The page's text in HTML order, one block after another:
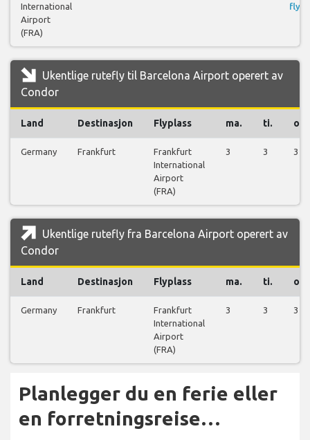
International
Airport
(FRA)
Ukentlige rutefly til Barcelona Airport operert av
Condor
Land Destinasjon Flyplass ma. ti. on.
Germany Frankfurt
Frankfurt
International
Airport
(FRA)
3 3 3
Ukentlige rutefly fra Barcelona Airport operert av
Condor
Land Destinasjon Flyplass ma. ti. on.
Germany Frankfurt
Frankfurt
International
Airport
(FRA)
3 3 3
Planlegger du en ferie eller
en forretningsreise…